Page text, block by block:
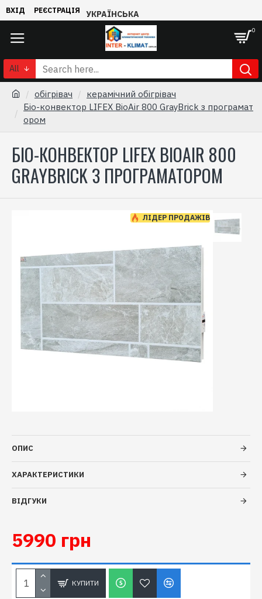
ВХІД РЕЄСТРАЦІЯ УКРАЇНСЬКА
0
All
обігрівач
керамічний обігрівач
Біо-конвектор LIFEX BioAir 800 GrayBrick з програмат
ором
БІО-КОНВЕКТОР LIFEX BIOAIR 800
GRAYBRICK З ПРОГРАМАТОРОМ
ЛІДЕР ПРОДАЖІВ
ОПИС
ХАРАКТЕРИСТИКИ
ВІДГУКИ
5990 грн
КУПИТИ